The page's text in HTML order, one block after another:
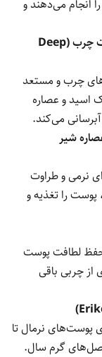
انجام می‌دهند و
کرم ژل آبرسان دیپ سنس مخصوص پوست چرب (Deep
چرب و مستعد
اسید و عصاره
می‌کند.
شیر
نرمی و طراوت
را تغذیه و
حفظ لطافت پوست
چربی باقی
پوست‌های نرمال تا
گرم سال.